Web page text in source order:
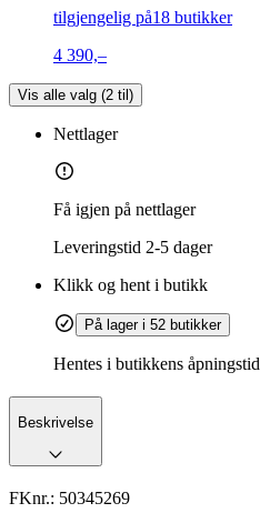
tilgjengelig på18 butikker
4 390,–
Vis alle valg (2 til)
Nettlager
Få igjen på nettlager
Leveringstid 2-5 dager
Klikk og hent i butikk
På lager i 52 butikker
Hentes i butikkens åpningstid
Beskrivelse
FKnr.: 50345269